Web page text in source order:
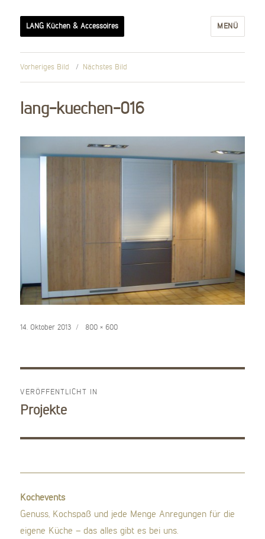
LANG Küchen & Accessoires MENÜ
Vorheriges Bild Nächstes Bild
lang-kuechen-016
Veröffentlicht
14. Oktober 2013
Volle
800 × 600
Beitragsnavigation
VERÖFFENTLICHT IN
Projekte
Kochevents
Genuss, Kochspaß und jede Menge Anregungen für die
eigene Küche – das alles gibt es bei uns.